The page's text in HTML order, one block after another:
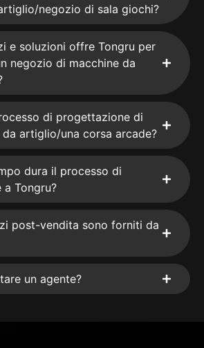
negozio di sala giochi?
e soluzioni offre Tongru per
negozio di macchine da
di progettazione di
da artiglio/una corsa arcade?
dura il processo di
Tongru?
post-vendita sono forniti da
un agente?